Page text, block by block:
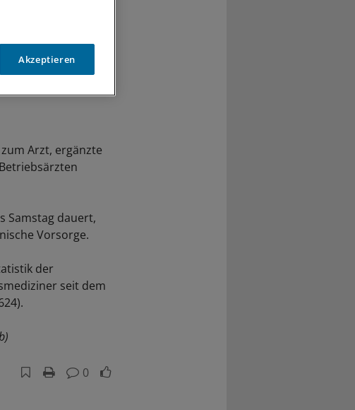
Arzt, ergänzte
Samstag dauert,
Vorsorge.
der
seit dem
0
Akzeptieren